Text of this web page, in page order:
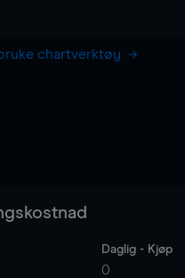
chartverktøy
Daglig - Kjøp
0